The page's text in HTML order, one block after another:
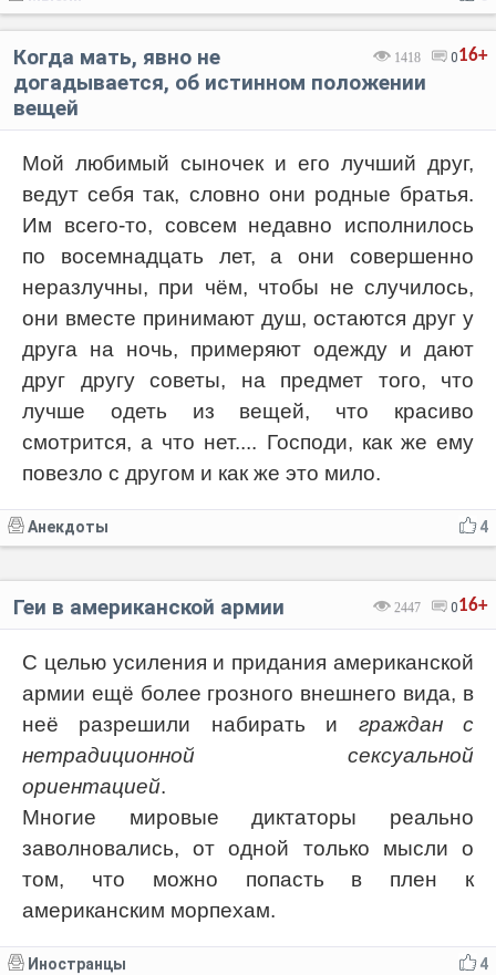
16+
1418 0
Когда мать, явно не
догадывается, об истинном положении
вещей
Мой любимый сыночек и его лучший друг,
ведут себя так, словно они родные братья.
Им всего-то, совсем недавно исполнилось
по восемнадцать лет, а они совершенно
неразлучны, при чём, чтобы не случилось,
они вместе принимают душ, остаются друг у
друга на ночь, примеряют одежду и дают
друг другу советы, на предмет того, что
лучше одеть из вещей, что красиво
смотрится, а что нет.... Господи, как же ему
повезло с другом и как же это мило.
4
Анекдоты
16+
2447 0
Геи в американской армии
С целью усиления и придания американской
армии ещё более грозного внешнего вида, в
неё разрешили набирать и граждан с
нетрадиционной сексуальной
ориентацией.
Многие мировые диктаторы реально
заволновались, от одной только мысли о
том, что можно попасть в плен к
американским морпехам.
4
Иностранцы